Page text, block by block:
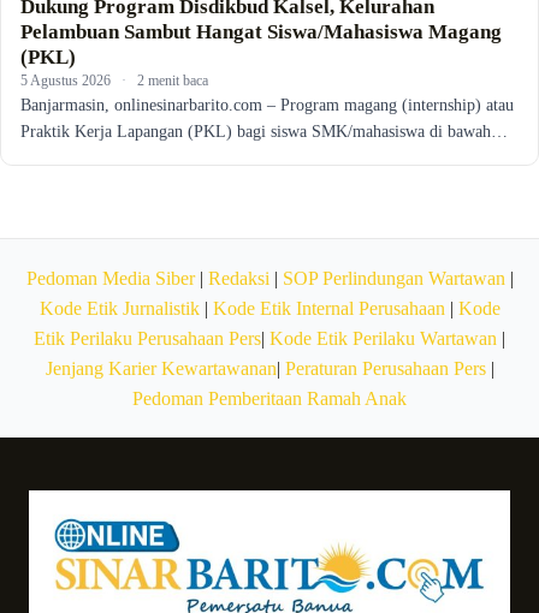
Dukung Program Disdikbud Kalsel, Kelurahan
Pelambuan Sambut Hangat Siswa/Mahasiswa Magang
(PKL)
5 Agustus 2026 · 2 menit baca
Banjarmasin, onlinesinarbarito.com – Program magang (internship) atau
Praktik Kerja Lapangan (PKL) bagi siswa SMK/mahasiswa di bawah…
Pedoman Media Siber| Redaksi | SOP Perlindungan Wartawan |
Kode Etik Jurnalistik| Kode Etik Internal Perusahaan | Kode
Etik Perilaku Perusahaan Pers| Kode Etik Perilaku Wartawan |
Jenjang Karier Kewartawanan| Peraturan Perusahaan Pers|
Pedoman Pemberitaan Ramah Anak